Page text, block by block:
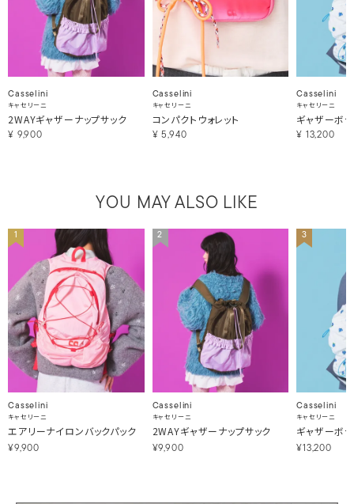
Casselini
キャセリーニ
2WAYギャザーナップサック
¥ 9,900
Casselini
キャセリーニ
コンパクトウォレット
¥ 5,940
Casselini
キャセリーニ
ギャザーボ
¥ 13,200
YOU MAY ALSO LIKE
1
Casselini
キャセリーニ
エアリーナイロンバックパック
¥9,900
2
Casselini
キャセリーニ
2WAYギャザーナップサック
¥9,900
3
Casselini
キャセリーニ
ギャザーボ
¥13,200